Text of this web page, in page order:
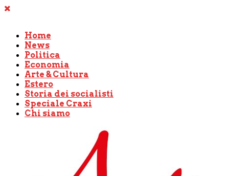
Home
News
Politica
Economia
Arte & Cultura
Estero
Storia dei socialisti
Speciale Craxi
Chi siamo